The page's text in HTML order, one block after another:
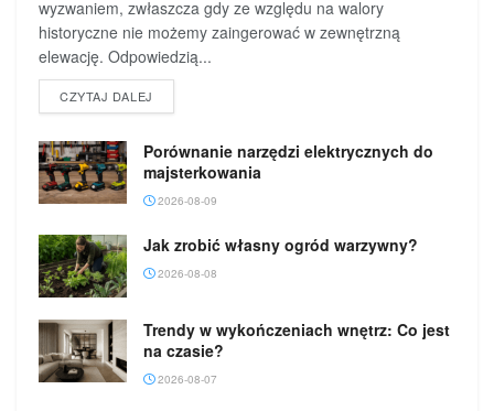
wyzwaniem, zwłaszcza gdy ze względu na walory
historyczne nie możemy zaingerować w zewnętrzną
elewację. Odpowiedzią...
CZYTAJ DALEJ
Porównanie narzędzi elektrycznych do
majsterkowania
2026-08-09
Jak zrobić własny ogród warzywny?
2026-08-08
Trendy w wykończeniach wnętrz: Co jest
na czasie?
2026-08-07